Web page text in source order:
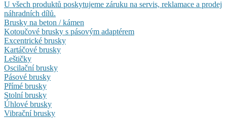
U všech produktů poskytujeme záruku na servis, reklamace a prodej
náhradních dílů.
Brusky na beton / kámen
Kotoučové brusky s pásovým adaptérem
Excentrické brusky
Kartáčové brusky
Leštičky
Oscilační brusky
Pásové brusky
Přímé brusky
Stolní brusky
Úhlové brusky
Vibrační brusky